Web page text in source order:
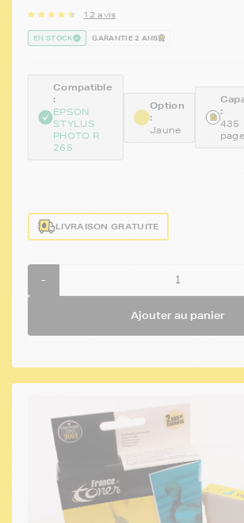
12 avis
EN STOCK GARANTIE 2 ANS
Compatible
:
EPSON
STYLUS
PHOTO R
265
Option
:
Jaune
:
435
LIVRAISON GRATUITE
-
Ajouter au panier